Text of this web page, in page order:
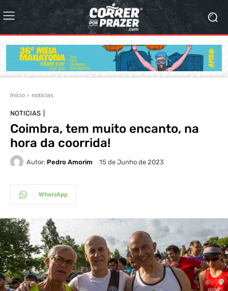
Início noticias
NOTICIAS
Coimbra, tem muito encanto, na
hora da coorrida!
Autor: Pedro Amorim 15 de Junho de 2023
WhatsApp